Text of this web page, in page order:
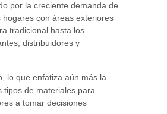
por la creciente demanda de
con áreas exteriores
tradicional hasta los
distribuidores y
lo que enfatiza aún más la
tipos de materiales para
a tomar decisiones